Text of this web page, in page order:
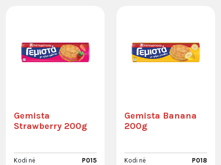
Gemista
Strawberry 200g
Kodi në P015
Gemista Banana
200g
Kodi në P018